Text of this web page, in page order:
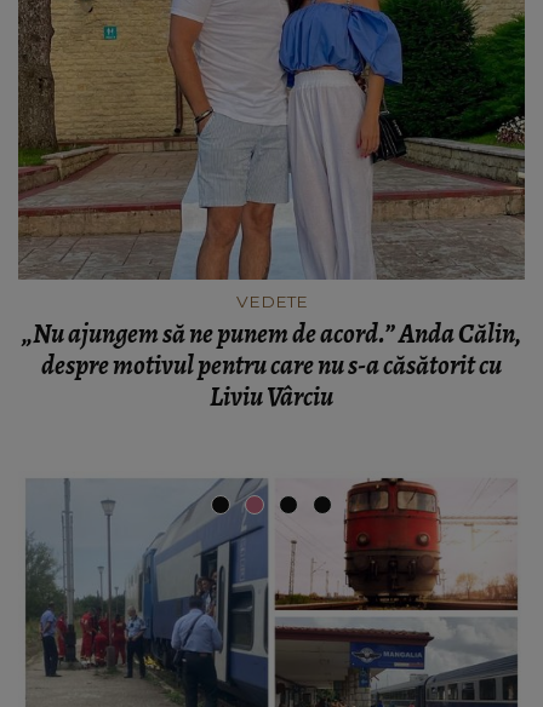
VEDETE
„Nu ajungem să ne punem de acord.” Anda Călin,
despre motivul pentru care nu s-a căsătorit cu
Liviu Vârciu